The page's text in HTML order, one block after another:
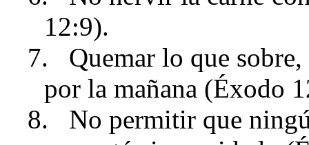
12:9).
7.
Quemar lo que
por la mañana (Éxodo
8.
No permitir que